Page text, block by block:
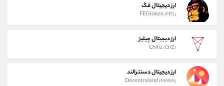
ارز دیجیتال فگ
FEGtoken(FEG)
ارز دیجیتال چیلیز
Chiliz(CHZ)
ارز دیجیتال دسنترالند
Decentraland(MANA)